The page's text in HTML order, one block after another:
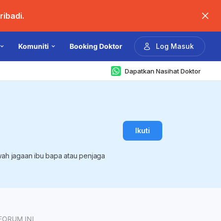
Komuniti Booking Doktor Log Masuk
Dapatkan Nasihat Doktor
jagaan ibu bapa atau penjaga
Ikuti
INI